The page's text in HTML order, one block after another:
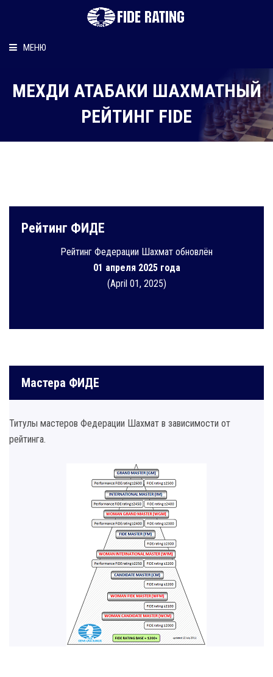
МЕНЮ
Рейтинг шахматиста
Персональный информер
МЕХДИ АТАБАКИ ШАХМАТНЫЙ
РЕЙТИНГ FIDE
Рейтинг ФИДЕ
Рейтинг Федерации Шахмат обновлён
01 апреля 2025 года
(April 01, 2025)
Мастера ФИДЕ
Титулы мастеров Федерации Шахмат в зависимости от
рейтинга.